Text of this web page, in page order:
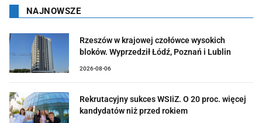
NAJNOWSZE
Rzeszów w krajowej czołówce wysokich
bloków. Wyprzedził Łódź, Poznań i Lublin
2026-08-06
Rekrutacyjny sukces WSIiZ. O 20 proc. więcej
kandydatów niż przed rokiem